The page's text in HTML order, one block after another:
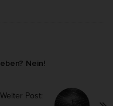
Nein!
Weiter Post: